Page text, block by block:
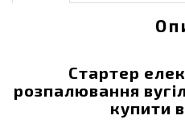
Стартер
розпалювання
купити